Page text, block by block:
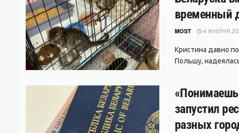
временный
MOST 4 ЖНІЎНЯ
Кристина давно
Польшу,
запустил
разных